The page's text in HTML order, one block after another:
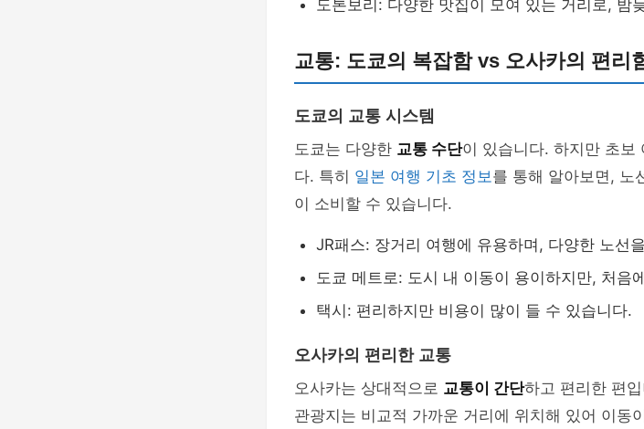
도톤보리: 다양한 맛집이 모여 있는 거리로, 밤
교통: 도쿄의 복잡함 vs 오사카의 편리
도쿄의 교통 시스템
도쿄는 다양한 교통 수단이 있습니다. 하지만 초보
다. 특히 일본 여행 기초 정보를 통해 알아보면, 노
이 소비할 수 있습니다.
JR패스: 장거리 여행에 유용하며, 다양한 노선
도쿄 메트로: 도시 내 이동이 용이하지만, 처음
택시: 편리하지만 비용이 많이 들 수 있습니다.
오사카의 편리한 교통
오사카는 상대적으로 교통이 간단하고 편리한 편
관광지는 비교적 가까운 거리에 위치해 있어 이동